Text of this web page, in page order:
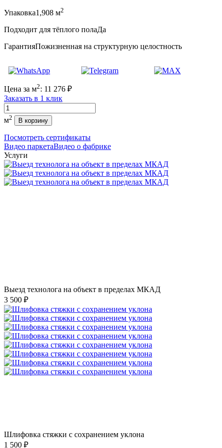
Упаковка1,908 м2
Подходит для тёплого полаДа
ГарантияПожизненная на структурную целостность
Цена за м2: 11 276 ₽
Заказать в 1 клик
Количество
м2 В корзину
Посмотреть сертификаты
Видео паркетаВидео о фабрике
Услуги
Выезд технолога на объект в пределах МКАД
3 500 ₽
Шлифовка стяжки с сохранением уклона
1 500 ₽